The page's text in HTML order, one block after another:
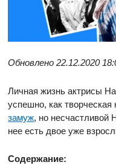
Обновлено 22.12.2020
Личная жизнь актрисы
успешно, как
замуж, но несчастливой
нее есть двое уже
Содержание: